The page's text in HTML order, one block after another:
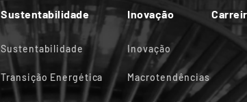
Sustentabilidade
Sustentabilidade
Transição Energética
Inovação
Inovação
Macrotendências